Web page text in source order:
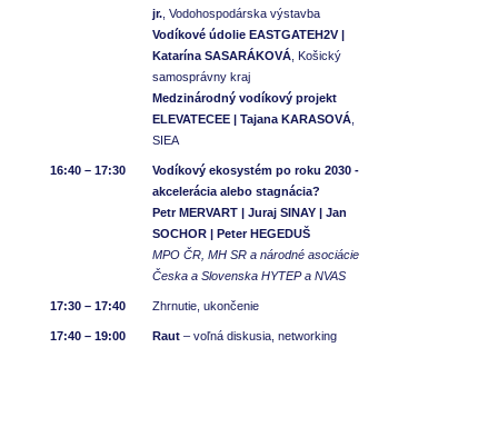
jr. , Vodohospodárska výstavba
Vodíkové údolie EASTGATEH2V |
Katarína SASARÁKOVÁ , Košický
samosprávny kraj
Medzinárodný vodíkový projekt
ELEVATECEE | Tajana KARASOVÁ
SIEA
16:40 – 17:30
Vodíkový ekosystém po roku 2030 -
akcelerácia alebo stagnácia?
Petr MERVART | Juraj SINAY | Jan
SOCHOR | Peter HEGEDUŠ
MPO ČR, MH SR a národné asociácie
Česka a Slovenska HYTEP a NVAS
17:30 – 17:40 Zhrnutie, ukončenie
17:40 – 19:00 Raut – voľná diskusia, networking